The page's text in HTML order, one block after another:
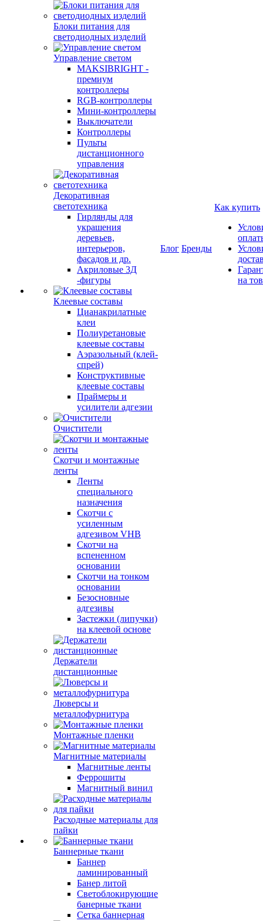
Блоки питания для
светодиодных изделий
Управление светом
MAKSIBRIGHT -
премиум
контроллеры
RGB-контроллеры
Мини-контроллеры
Выключатели
Контроллеры
Пульты
дистанционного
управления
Декоративная
светотехника
Гирлянды для
украшения
деревьев,
интерьеров,
фасадов и др.
Акриловые 3Д
-фигуры
Клеевые составы
Цианакрилатные
клеи
Полиуретановые
клеевые составы
Аэразольный (клей-
спрей)
Конструктивные
клеевые составы
Праймеры и
усилители адгезии
Очистители
Скотчи и монтажные
ленты
Ленты
специального
назначения
Скотчи с
усиленным
адгезивом VHB
Скотчи на
вспененном
основании
Скотчи на тонком
основании
Безосновные
адгезивы
Застежки (липучки)
на клеевой основе
Держатели
дистанционные
Люверсы и
металлофурнитура
Монтажные пленки
Магнитные материалы
Магнитные ленты
Феррошиты
Магнитный винил
Расходные материалы для
пайки
Баннерные ткани
Баннер
ламинированный
Банер литой
Светоблокирующие
банерные ткани
Сетка баннерная
Блог Бренды
Как купить
на